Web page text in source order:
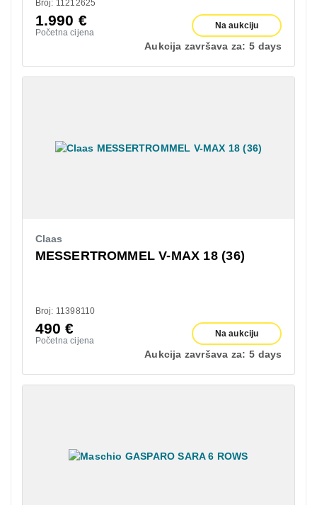
Broj: 11212625
1.990 €
Početna cijena
Na aukciju
Aukcija završava za: 5 days
Claas
MESSERTROMMEL V-MAX 18 (36)
Broj: 11398110
490€
Početna cijena
Na aukciju
Aukcija završava za: 5 days